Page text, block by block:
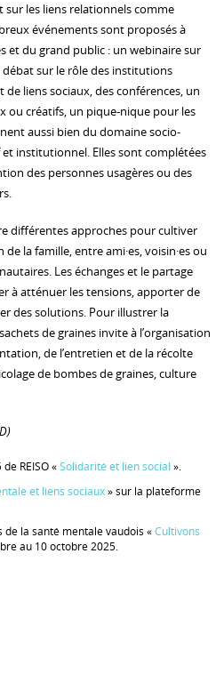
sur les liens relationnels comme
événements sont proposés à
et du grand public : un webinaire sur
sur le rôle des institutions
liens sociaux, des conférences, un
ou créatifs, un pique-nique pour les
aussi bien du domaine socio-
et institutionnel. Elles sont complétées
des personnes usagères ou des
différentes approches pour cultiver
la famille, entre ami·es, voisin·es ou
Les échanges et le partage
à atténuer les tensions, apporter de
des solutions. Pour illustrer la
de graines invite à l’organisation
de l’entretien et de la récolte
de bombes de graines, culture
REISO «Solidarité et lien social ».
et liens sociaux» sur la plateforme
la santé mentale vaudois «Cultivons
au 10 octobre 2025.